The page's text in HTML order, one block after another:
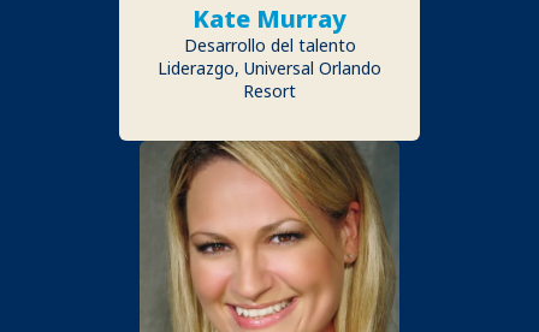
Kate Murray
Desarrollo del talento
Liderazgo, Universal Orlando
Resort